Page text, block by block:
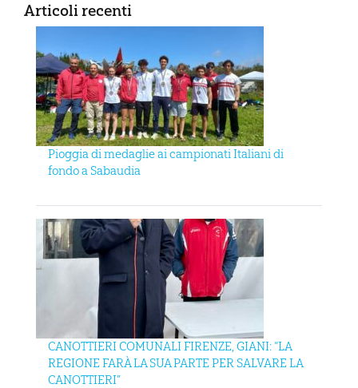
Articoli recenti
Pioggia di medaglie ai campionati Italiani di
fondo a Sabaudia
CANOTTIERI COMUNALI FIRENZE, GIANI: “LA
REGIONE FARÀ LA SUA PARTE PER SALVARE LA
CANOTTIERI”